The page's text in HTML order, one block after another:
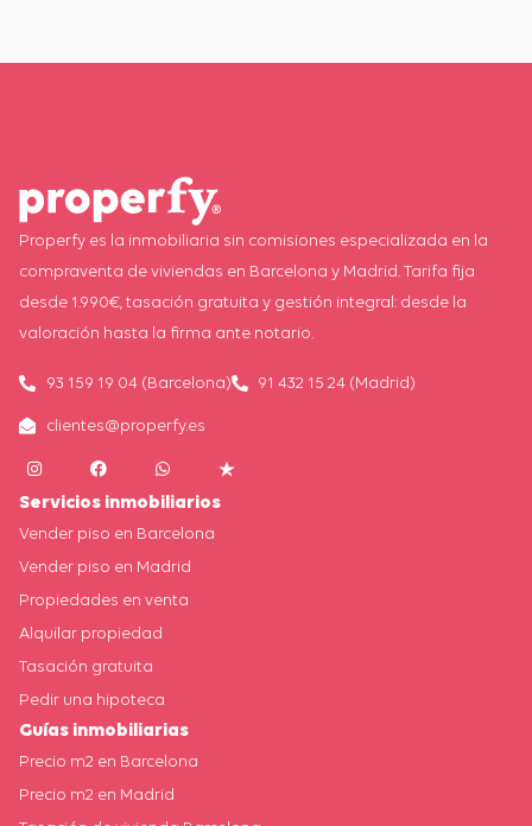
Properfy es la inmobiliaria sin comisiones especializada en la
compraventa de viviendas en Barcelona y Madrid. Tarifa fija
desde 1.990€, tasación gratuita y gestión integral: desde la
valoración hasta la firma ante notario.
93 159 19 04 (Barcelona) 91 432 15 24 (Madrid)
clientes@properfy.es
Servicios inmobiliarios
Vender piso en Barcelona
Vender piso en Madrid
Propiedades en venta
Alquilar propiedad
Tasación gratuita
Pedir una hipoteca
Guías inmobiliarias
Precio m2 en Barcelona
Precio m2 en Madrid